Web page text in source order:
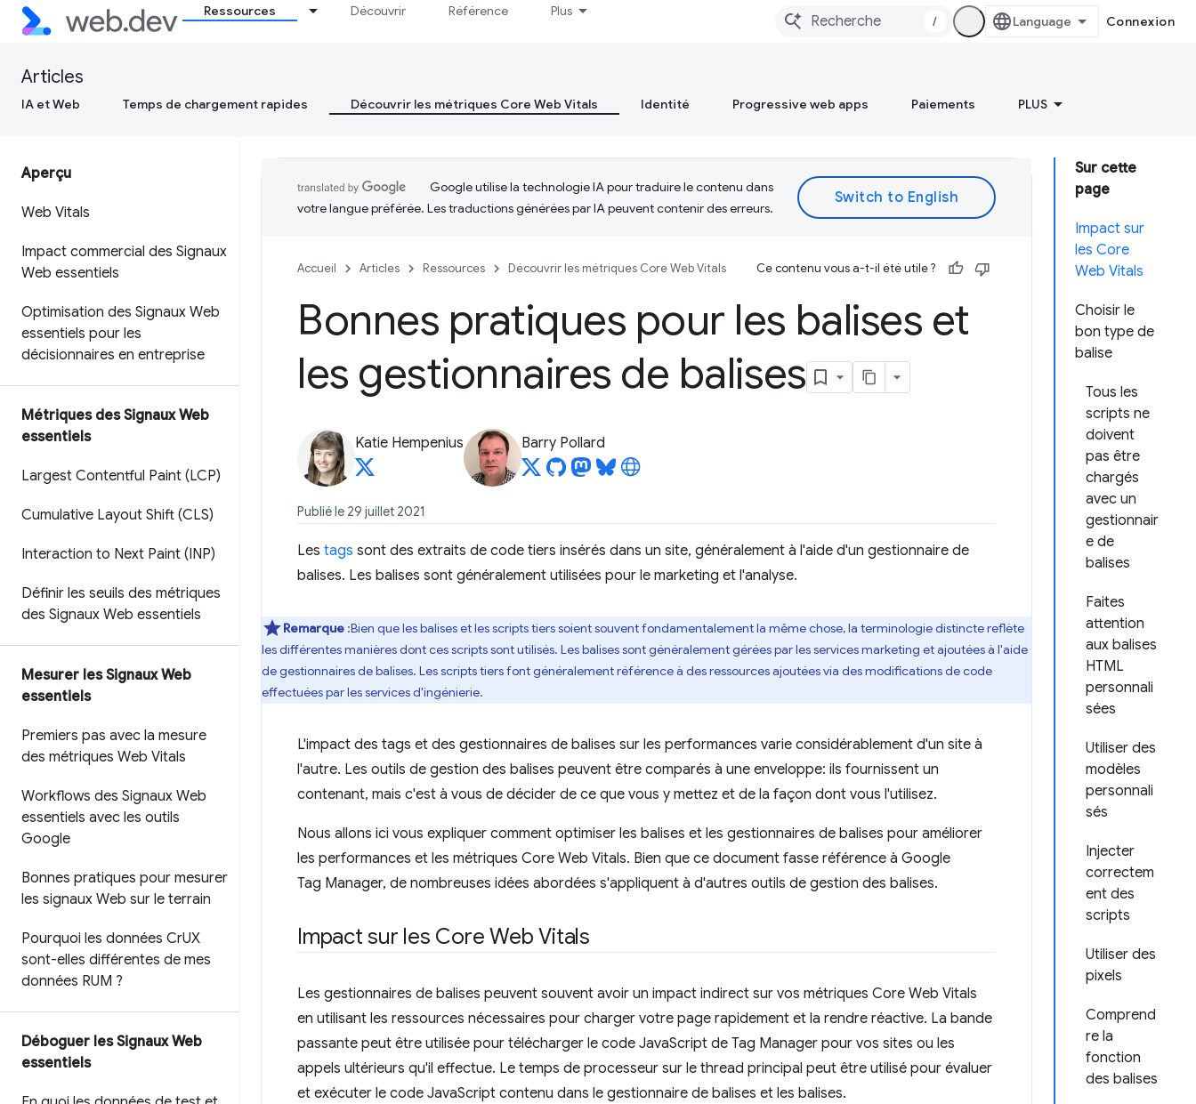
Ressources Découvrir Référence Plus
/ Connexion
Articles
IA et Web Temps de chargement rapides Découvrir les métriques Core Web Vitals Identité Progressive web apps Paiements PLUS
Aperçu
Web Vitals
Impact commercial des Signaux
Web essentiels
Optimisation des Signaux Web
essentiels pour les
décisionnaires en entreprise
Métriques des Signaux Web
essentiels
Largest Contentful Paint (LCP)
Cumulative Layout Shift (CLS)
Interaction to Next Paint (INP)
Définir les seuils des métriques
des Signaux Web essentiels
Mesurer les Signaux Web
essentiels
Premiers pas avec la mesure
des métriques Web Vitals
Workflows des Signaux Web
essentiels avec les outils
Google
Bonnes pratiques pour mesurer
les signaux Web sur le terrain
Pourquoi les données CrUX
sont-elles différentes de mes
données RUM ?
Déboguer les Signaux Web
essentiels
Sur cette
page
Impact sur
les Core
Web Vitals
Choisir le
bon type de
balise
Tous les
scripts ne
doivent
pas être
chargés
avec un
gestionnair
e de
balises
Faites
attention
aux balises
HTML
personnali
sées
Utiliser des
modèles
personnali
sés
Injecter
correctem
ent des
scripts
Utiliser des
pixels
Comprend
re la
fonction
des balises
Google utilise la technologie IA pour traduire le contenu dans
votre langue préférée. Les traductions générées par IA peuvent contenir des erreurs.
Accueil Articles Ressources Découvrir les métriques Core Web Vitals Ce contenu vous a-t-il été utile ?
Bonnes pratiques pour les balises et
les gestionnaires de balises
Katie Hempenius Barry Pollard
Publié le 29 juillet 2021
Les tags sont des extraits de code tiers insérés dans un site, généralement à l'aide d'un gestionnaire de
balises. Les balises sont généralement utilisées pour le marketing et l'analyse.
Remarque :Bien que les balises et les scripts tiers soient souvent fondamentalement la même chose, la terminologie distincte reflète
les différentes manières dont ces scripts sont utilisés. Les balises sont généralement gérées par les services marketing et ajoutées à l'aide
de gestionnaires de balises. Les scripts tiers font généralement référence à des ressources ajoutées via des modifications de code
effectuées par les services d'ingénierie.
L'impact des tags et des gestionnaires de balises sur les performances varie considérablement d'un site à
l'autre. Les outils de gestion des balises peuvent être comparés à une enveloppe: ils fournissent un
contenant, mais c'est à vous de décider de ce que vous y mettez et de la façon dont vous l'utilisez.
Nous allons ici vous expliquer comment optimiser les balises et les gestionnaires de balises pour améliorer
les performances et les métriques Core Web Vitals. Bien que ce document fasse référence à Google
Tag Manager, de nombreuses idées abordées s'appliquent à d'autres outils de gestion des balises.
Impact sur les Core Web Vitals
Les gestionnaires de balises peuvent souvent avoir un impact indirect sur vos métriques Core Web Vitals
en utilisant les ressources nécessaires pour charger votre page rapidement et la rendre réactive. La bande
passante peut être utilisée pour télécharger le code JavaScript de Tag Manager pour vos sites ou les
appels ultérieurs qu'il effectue. Le temps de processeur sur le thread principal peut être utilisé pour évaluer
et exécuter le code JavaScript contenu dans le gestionnaire de balises et les balises.